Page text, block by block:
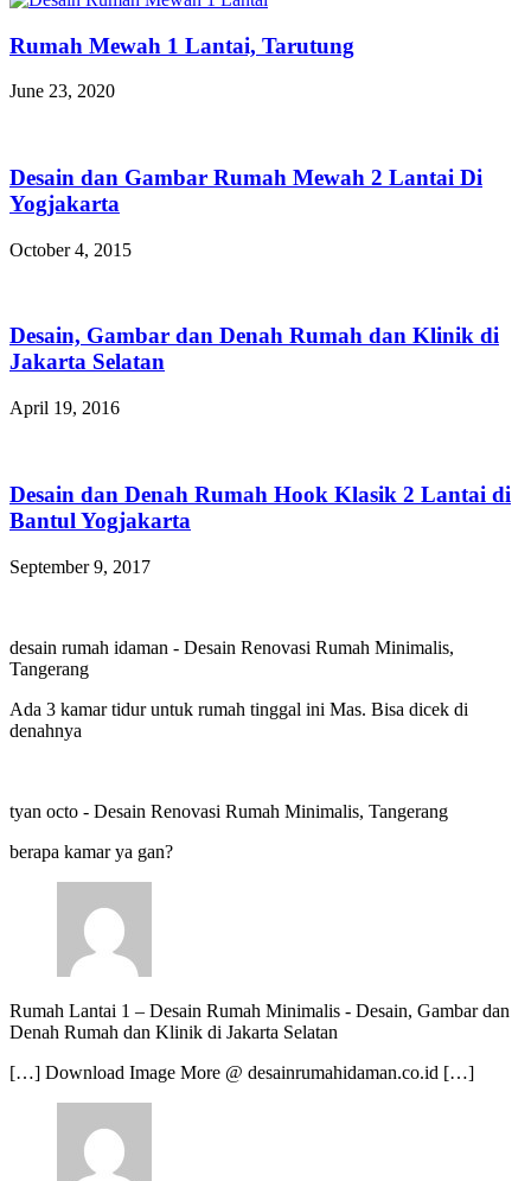
Rumah Mewah 1 Lantai, Tarutung
June 23, 2020
Desain dan Gambar Rumah Mewah 2 Lantai Di
Yogjakarta
October 4, 2015
Desain, Gambar dan Denah Rumah dan Klinik di
Jakarta Selatan
April 19, 2016
Desain dan Denah Rumah Hook Klasik 2 Lantai di
Bantul Yogjakarta
September 9, 2017
desain rumah idaman - Desain Renovasi Rumah Minimalis,
Tangerang
Ada 3 kamar tidur untuk rumah tinggal ini Mas. Bisa dicek di
denahnya
tyan octo - Desain Renovasi Rumah Minimalis, Tangerang
berapa kamar ya gan?
Rumah Lantai 1 – Desain Rumah Minimalis - Desain, Gambar dan
Denah Rumah dan Klinik di Jakarta Selatan
[…] Download Image More @ desainrumahidaman.co.id […]